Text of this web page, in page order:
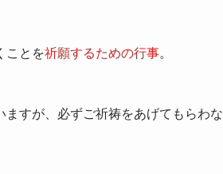
ことを祈願するための行事。
すが、必ずご祈祷をあげてもらわな